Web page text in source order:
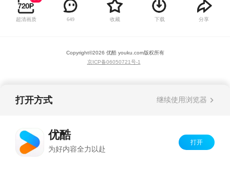
动！问诸王，谁能扬刀立马号令天下！大唐遗孤
李星云这个龙泉宝藏的关键人物，是再造大唐盛
人》第二季继续为你演绎浪漫而辉煌的中国式传
奇武侠！
超清画质 649 收藏 下载 分享
Copyright©2026 优酷 youku.com版权所有
京ICP备06050721号-1
打开方式 继续使用浏览器
优酷
为好内容全力以赴
打开